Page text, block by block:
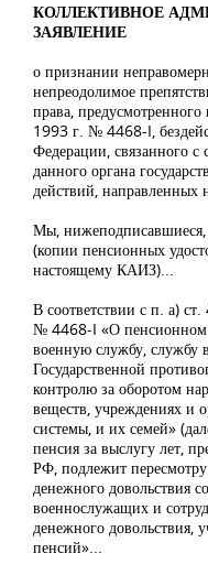
КОЛЛЕКТИВНОЕ
ЗАЯВЛЕНИЕ
о признании
непреодолимое
права,
1993 г. № 4468-I,
Федерации, связанного с
данного органа
действий,
Мы, нижеподписавшиеся,
(копии пенсионных
настоящему КАИЗ)...
В соответствии с п. а)
№ 4468-I «О пенсионном
военную службу, службу
Государственной
контролю за оборотом
веществ, учреждениях и
системы, и их семей»
пенсия за выслугу лет,
РФ, подлежит
денежного довольствия
военнослужащих и
денежного довольствия,
пенсий»...